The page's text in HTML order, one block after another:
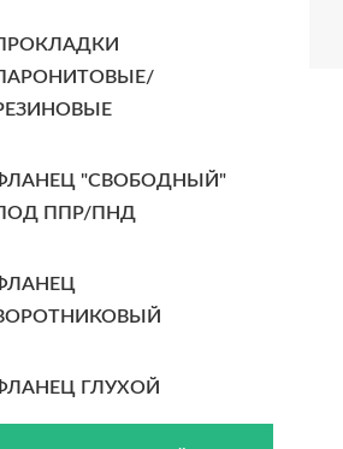
"СВОБОДНЫЙ"
ППР/ПНД
ГЛУХОЙ